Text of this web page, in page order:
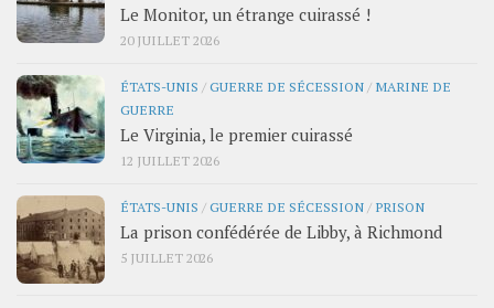
Le Monitor, un étrange cuirassé !
20 JUILLET 2026
ÉTATS-UNIS /GUERRE DE SÉCESSION / MARINE DE
GUERRE
Le Virginia, le premier cuirassé
12 JUILLET 2026
ÉTATS-UNIS /GUERRE DE SÉCESSION / PRISON
La prison confédérée de Libby, à Richmond
5 JUILLET 2026